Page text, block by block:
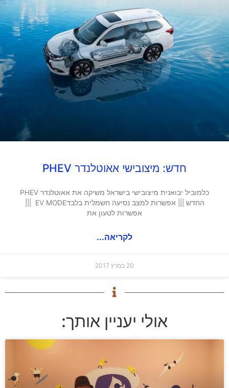
חדש: מיצובישי אאוטלנדר PHEV
כלמוביל יבואנית מיצובישי בישראל משיקה את אאוטלנדר PHEV
אפשרות לטעון את
לקריאה...
20 במרץ 2017
אולי יעניין אותך: